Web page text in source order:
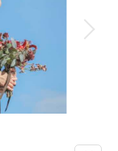
ペットと撮影
ブーケ&ブートニア,